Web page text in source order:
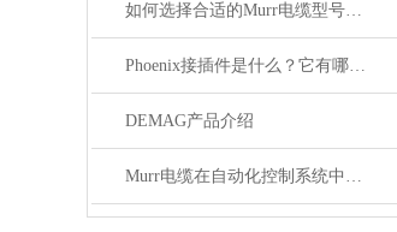
如何选择合适的Murr电缆型号和规格？
Phoenix接插件是什么？它有哪些应用？
DEMAG产品介绍
Murr电缆在自动化控制系统中的应用